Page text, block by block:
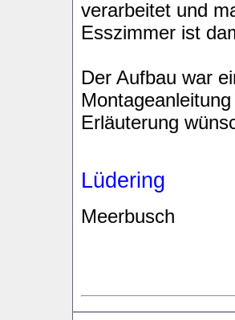
verarbeitet und
Esszimmer ist
Der Aufbau war
Erläuterung
Lüdering
Meerbusch